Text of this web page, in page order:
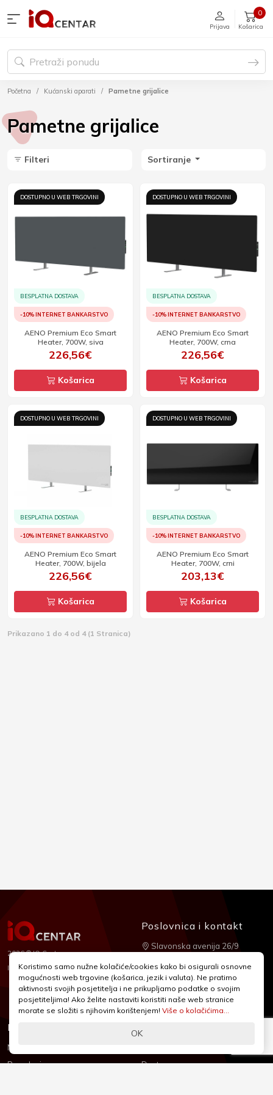
Prijava Košarica
0
Početna Kućanski aparati Pametne grijalice
Pametne grijalice
Filteri Sortiranje
DOSTUPNO U WEB TRGOVINI
BESPLATNA DOSTAVA
-10% INTERNET BANKARSTVO
AENO Premium Eco Smart
Heater, 700W, siva
226,56€
Košarica
DOSTUPNO U WEB TRGOVINI
BESPLATNA DOSTAVA
-10% INTERNET BANKARSTVO
AENO Premium Eco Smart
Heater, 700W, crna
226,56€
Košarica
DOSTUPNO U WEB TRGOVINI
BESPLATNA DOSTAVA
-10% INTERNET BANKARSTVO
AENO Premium Eco Smart
Heater, 700W, bijela
226,56€
Košarica
DOSTUPNO U WEB TRGOVINI
BESPLATNA DOSTAVA
-10% INTERNET BANKARSTVO
AENO Premium Eco Smart
Heater, 700W, crni
203,13€
Košarica
Prikazano 1 do 4 od 4 (1 Stranica)
2026 © IQ Centar
Izrada:Nubilus
Informacije
Novosti & Promocije
Brandovi
Podrška
Dostava
Poslovnica i kontakt
Slavonska avenija 26/9
+385 1 2455 950
webshop@iqcentar.hr
Pon - Pet od 9 - 17h
Koristimo samo nužne kolačiće/cookies kako bi osigurali osnovne
mogućnosti web trgovine (košarica, jezik i valuta). Ne pratimo
aktivnosti svojih posjetitelja i ne prikupljamo podatke o svojim
posjetiteljima! Ako želite nastaviti koristiti naše web stranice
morate se složiti s njihovim korištenjem! Više o kolačićima...
OK